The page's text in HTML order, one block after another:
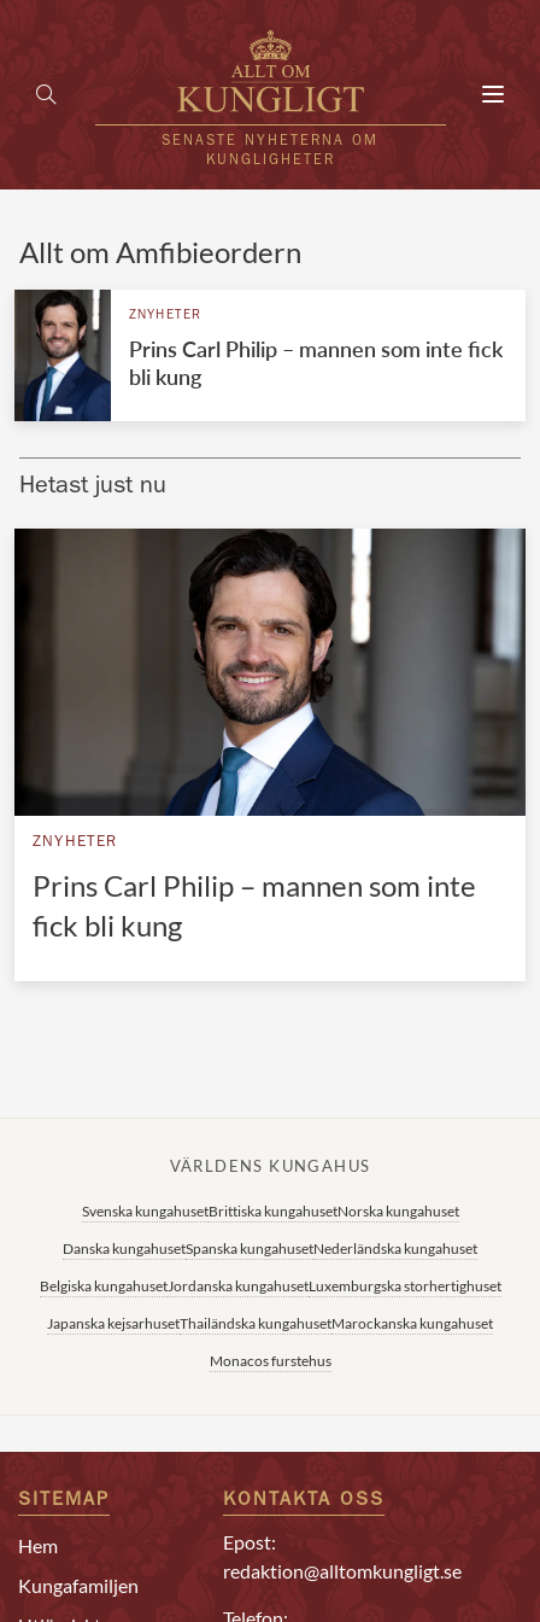
SENASTE NYHETERNA OM
KUNGLIGHETER
UTLÄNDSKT
VÄRLDENS KUNGAHUS
Brittiska kungahuset
Norska kungahuset
Danska kungahuset
Spanska kungahuset
Nederländska kungahuset
Belgiska kungahuset
Jordanska kungahuset
Japanska kejsarhuset
Allt om Amfibieordern
ZNYHETER
Prins Carl Philip – mannen som inte fick
bli kung
Hetast just nu
ZNYHETER
Prins Carl Philip – mannen som inte
fick bli kung
VÄRLDENS KUNGAHUS
Svenska kungahusetBrittiska kungahusetNorska kungahuset
Danska kungahusetSpanska kungahusetNederländska kungahuset
Belgiska kungahusetJordanska kungahusetLuxemburgska storhertighuset
Japanska kejsarhusetThailändska kungahusetMarockanska kungahuset
Monacos furstehus
SITEMAP
Hem
Kungafamiljen
KONTAKTA OSS
Epost:
redaktion@alltomkungligt.se